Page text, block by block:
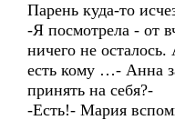
Парень куда-то
-Я посмотрела - от
ничего не
есть кому …- Анна
принять на себя?-
-Есть!- Мария